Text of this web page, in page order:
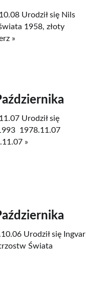
Urodził się Nils
1958, złoty
»
Urodził się
1978.11.07
»
Urodził się Ingvar
Świata